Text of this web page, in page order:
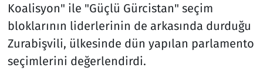
Koalisyon" ile "Güçlü Gürcistan" seçim
bloklarının liderlerinin de arkasında durduğu
Zurabişvili, ülkesinde dün yapılan parlamento
seçimlerini değerlendirdi.